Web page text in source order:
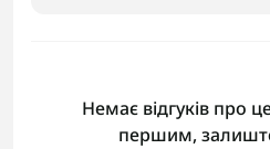
Немає відгуків про
першим, залиште